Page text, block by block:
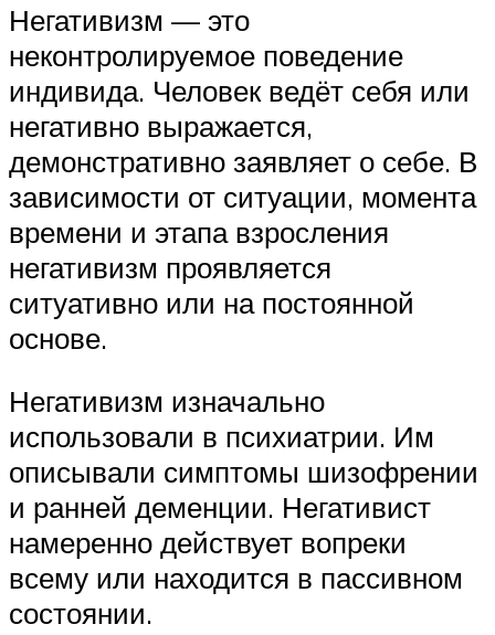
Негативизм — это
неконтролируемое поведение
индивида. Человек ведёт себя или
негативно выражается,
демонстративно заявляет о себе. В
зависимости от ситуации, момента
времени и этапа взросления
негативизм проявляется
ситуативно или на постоянной
основе.
Негативизм изначально
использовали в психиатрии. Им
описывали симптомы шизофрении
и ранней деменции. Негативист
намеренно действует вопреки
всему или находится в пассивном
состоянии.